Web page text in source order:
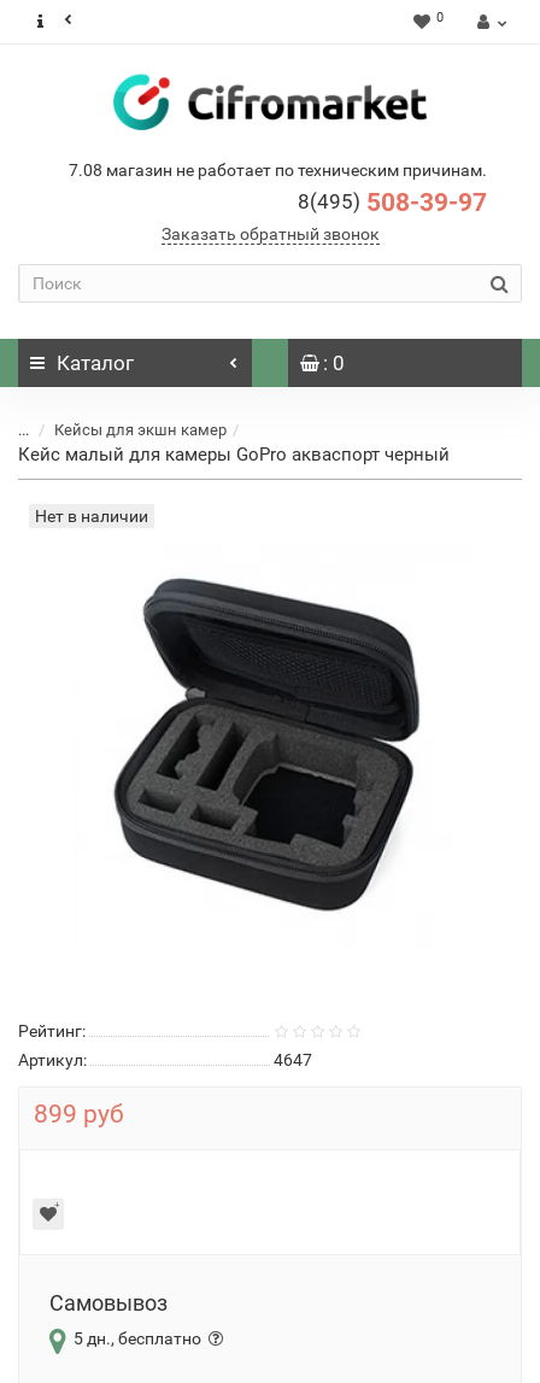
0
7.08 магазин не работает по техническим причинам.
8(495) 508-39-97
Заказать обратный звонок
Каталог : 0
... Кейсы для экшн камер
Кейс малый для камеры GoPro акваспорт черный
Нет в наличии
Рейтинг:
Артикул:
4647
899 руб
Самовывоз
5 дн., бесплатно